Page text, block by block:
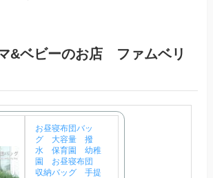
&ベビーのお店 ファムベリ
お昼寝布団バッ
グ 大容量 撥
水 保育園 幼稚
園 お昼寝布団
収納バッグ 手提